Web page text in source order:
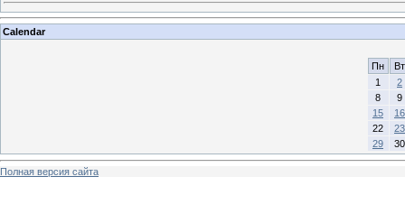
Calendar
Пн
Вт
1
2
8
9
15
16
22
23
29
30
Полная версия сайта